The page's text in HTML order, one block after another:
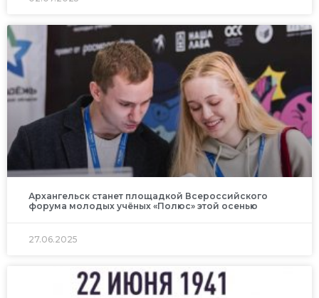
Архангельск станет площадкой Всероссийского
форума молодых учёных «Полюс» этой осенью
27.06.2025